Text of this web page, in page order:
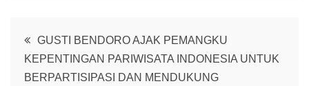
Post
navigation
GUSTI BENDORO AJAK PEMANGKU
KEPENTINGAN PARIWISATA INDONESIA UNTUK
BERPARTISIPASI DAN MENDUKUNG